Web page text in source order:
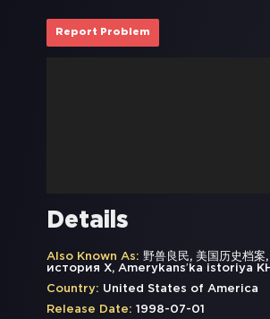
Report Problem
Details
Also Known As: 野兽良民, 美国历史
история Х, Amerykansʹka istoriya
Country: United States of America
Release Date: 1998-07-01